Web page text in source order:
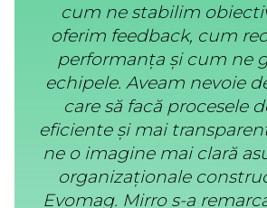
cum ne stabilim
oferim feedback, cum
performanța și cum ne
echipele. Aveam nevoie
care să facă procesele
eficiente și mai
ne o imagine mai clară
organizaționale
Evomag. Mirro s-a